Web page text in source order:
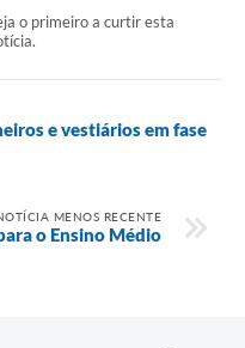
o primeiro a curtir esta
e vestiários em fase
MENOS RECENTE
o Ensino Médio